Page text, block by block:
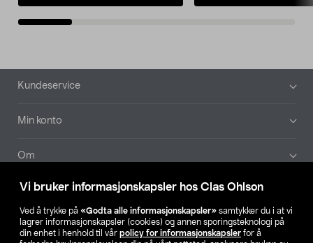
Vi bruker informasjonskapsler hos Clas Ohlson
Ved å trykke på «Godta alle informasjonskapsler» samtykker du i at vi
lagrer informasjonskapsler (cookies) og annen sporingsteknologi på
din enhet i henhold til vår policy for informasjonskapsler for å
Bunntekst
Kundeservice
Min konto
Om
Aktuelt
Våre selskaper